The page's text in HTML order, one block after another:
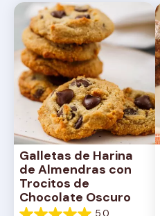
Galletas de Harina
de Almendras con
Trocitos de
Chocolate Oscuro
5.0